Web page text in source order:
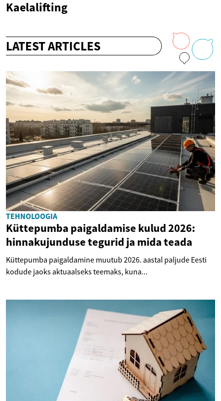
Kaelalifting
LATEST ARTICLES
TEHNOLOOGIA
Küttepumba paigaldamise kulud 2026:
hinnakujunduse tegurid ja mida teada
Küttepumba paigaldamine muutub 2026. aastal paljude Eesti
kodude jaoks aktuaalseks teemaks, kuna...